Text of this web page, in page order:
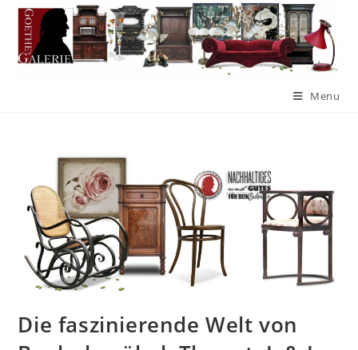
Menu
Die faszinierende Welt von